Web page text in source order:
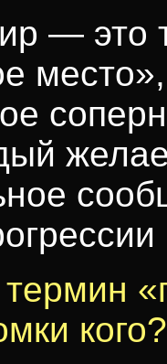
— это
термин
кого?